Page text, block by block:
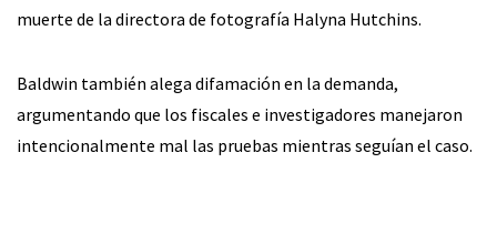
muerte de la directora de fotografía Halyna Hutchins.
Baldwin también alega difamación en la demanda,
argumentando que los fiscales e investigadores manejaron
intencionalmente mal las pruebas mientras seguían el caso.